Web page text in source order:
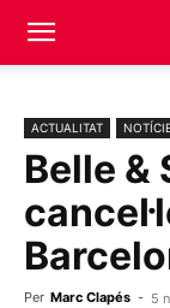
ACTUALITAT
Belle &
Per Marc Clapés - 5